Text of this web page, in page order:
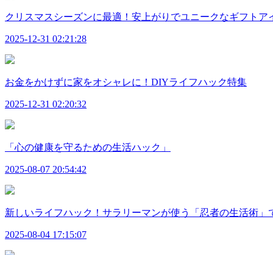
クリスマスシーズンに最適！安上がりでユニークなギフトア
2025-12-31 02:21:28
お金をかけずに家をオシャレに！DIYライフハック特集
2025-12-31 02:20:32
「心の健康を守るための生活ハック」
2025-08-07 20:54:42
新しいライフハック！サラリーマンが使う「忍者の生活術」
2025-08-04 17:15:07